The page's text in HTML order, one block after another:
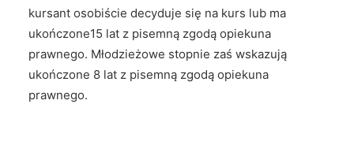
kursant osobiście decyduje się na kurs lub ma
ukończone15 lat z pisemną zgodą opiekuna
prawnego. Młodzieżowe stopnie zaś wskazują
ukończone 8 lat z pisemną zgodą opiekuna
prawnego.